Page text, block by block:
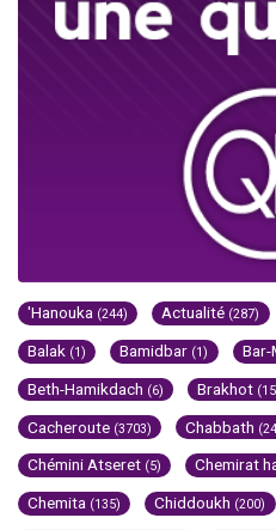
'Hanouka (244) Actualité (287)
Balak (1) Bamidbar (1) Bar-
Beth-Hamikdach (6) Brakhot
Cacheroute (3703) Chabbath
Chémini Atseret (5) Chemirat
Chemita (135) Chiddoukh (200)